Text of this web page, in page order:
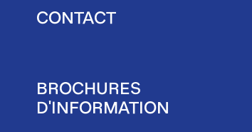
CONTACT
BROCHURES
D'INFORMATION